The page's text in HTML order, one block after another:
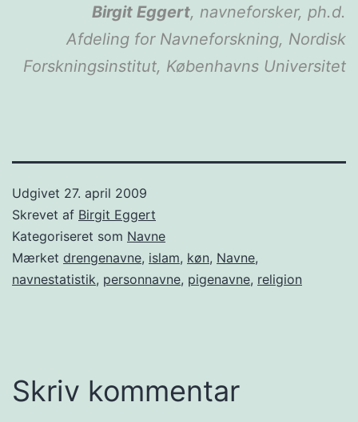
Birgit Eggert, navneforsker, ph.d.
Afdeling for Navneforskning, Nordisk
Forskningsinstitut, Københavns Universitet
Udgivet 27. april 2009
Skrevet af Birgit Eggert
Kategoriseret som Navne
Mærket drengenavne, islam, køn, Navne,
navnestatistik, personnavne, pigenavne, religion
Skriv kommentar